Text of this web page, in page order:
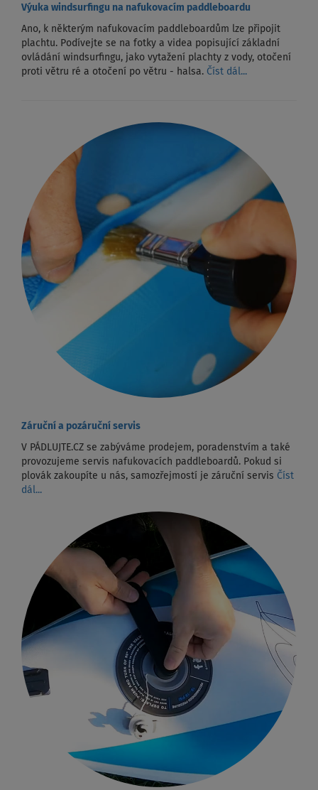
Výuka windsurfingu na nafukovacím paddleboardu
Ano, k některým nafukovacím paddleboardům lze připojit
plachtu. Podívejte se na fotky a videa popisující základní
ovládání windsurfingu, jako vytažení plachty z vody, otočení
proti větru ré a otočení po větru - halsa. Číst dál...
Záruční a pozáruční servis
V PÁDLUJTE.CZ se zabýváme prodejem, poradenstvím a také
provozujeme servis nafukovacích paddleboardů. Pokud si
plovák zakoupíte u nás, samozřejmostí je záruční servis Číst
dál...